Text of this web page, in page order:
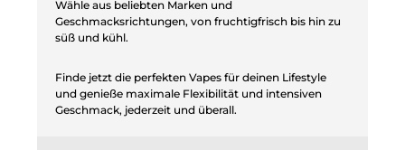
Wähle aus beliebten Marken und
Geschmacksrichtungen, von fruchtigfrisch bis hin zu
süß und kühl.
Finde jetzt die perfekten Vapes für deinen Lifestyle
und genieße maximale Flexibilität und intensiven
Geschmack, jederzeit und überall.